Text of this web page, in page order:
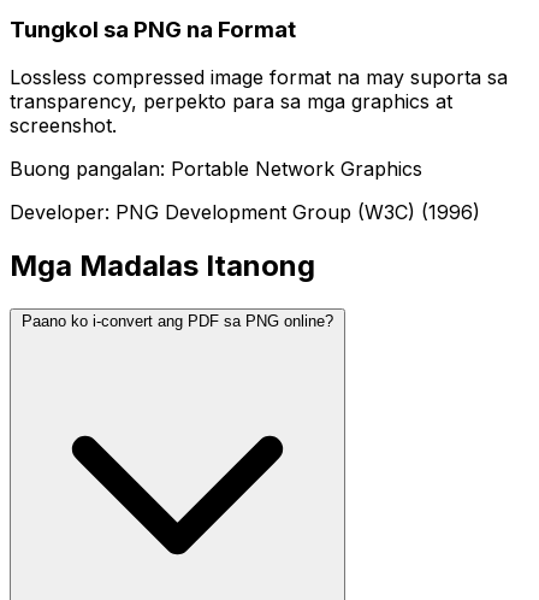
Tungkol sa PNG na Format
Lossless compressed image format na may suporta sa
transparency, perpekto para sa mga graphics at
screenshot.
Buong pangalan: Portable Network Graphics
Developer: PNG Development Group (W3C) (1996)
Mga Madalas Itanong
Paano ko i-convert ang PDF sa PNG online?